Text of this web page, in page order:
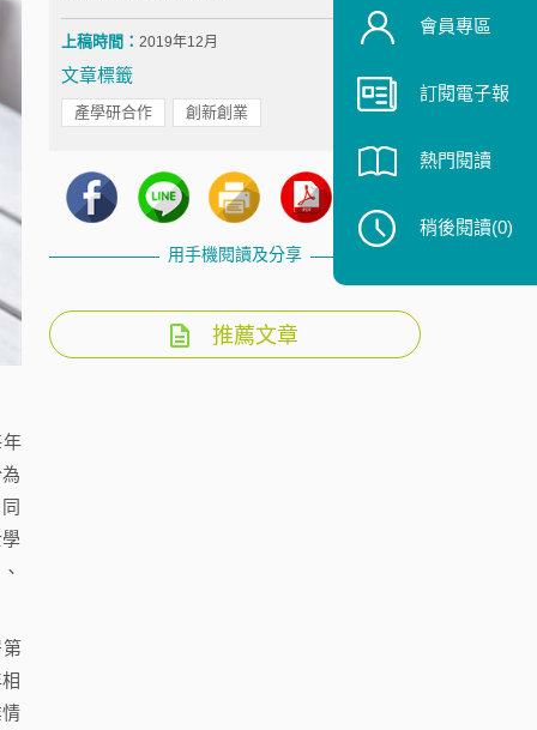
上稿時間： 2019年12月
文章標籤
產學研合作 創新創業
用手機閱讀及分享
推薦文章
會員專區
訂閱電子報
熱門閱讀
稍後閱讀(0)